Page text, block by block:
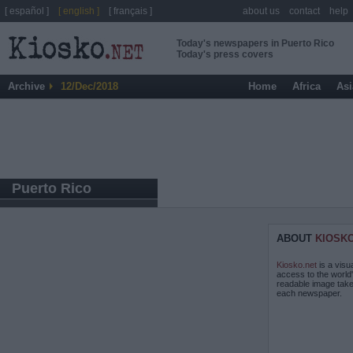
Today's newspapers in Puerto Rico
Today's press covers
Archive 12/Dec/2018 Home Africa
Puerto Rico
ABOUT
Kiosko.net is a
access to the
readable image
each newspaper.
[ español ] [ english ] [ français ] about us contact help